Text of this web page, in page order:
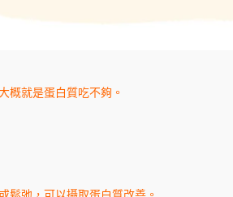
概就是蛋白質吃不夠。